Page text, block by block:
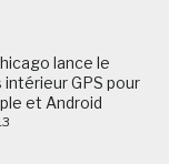
lance le
GPS pour
et Android